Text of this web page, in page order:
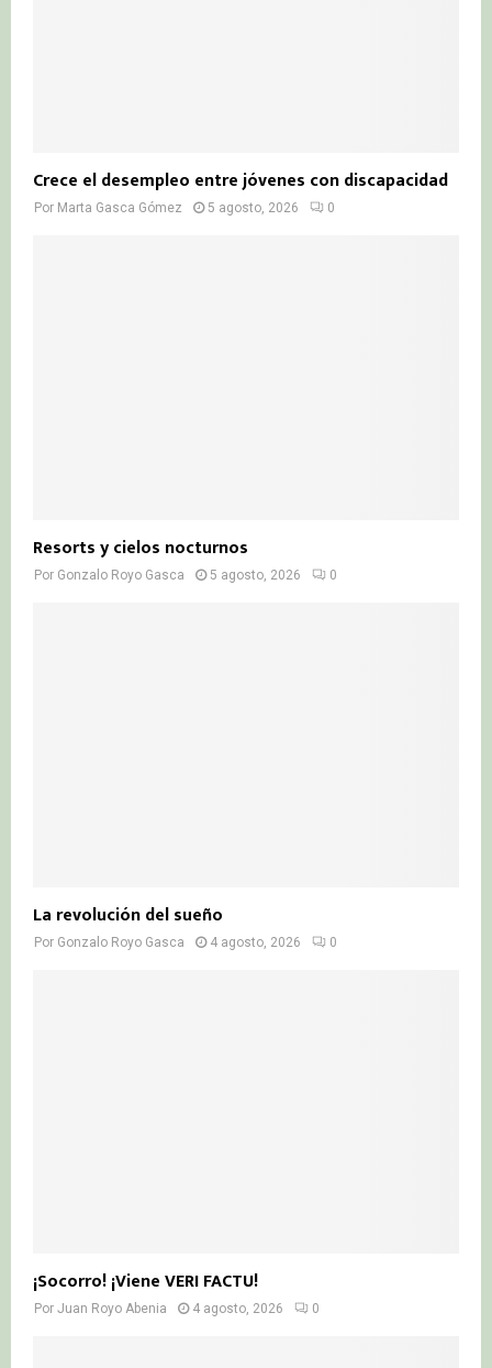
Crece el desempleo entre jóvenes con discapacidad
Por Marta Gasca Gómez 5 agosto, 2026 0
Resorts y cielos nocturnos
Por Gonzalo Royo Gasca 5 agosto, 2026 0
La revolución del sueño
Por Gonzalo Royo Gasca 4 agosto, 2026 0
¡Socorro! ¡Viene VERI FACTU!
Por Juan Royo Abenia 4 agosto, 2026 0